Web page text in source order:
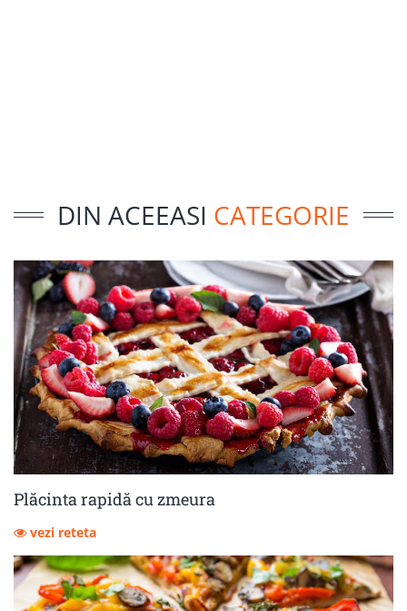
DIN ACEEASI CATEGORIE
Plăcinta rapidă cu zmeura
vezi reteta